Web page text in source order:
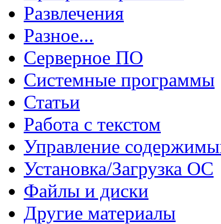
Развлечения
Разное...
Серверное ПО
Системные программы
Статьи
Работа с текстом
Управление
Установка/Загрузка ОС
Файлы и диски
Другие материалы